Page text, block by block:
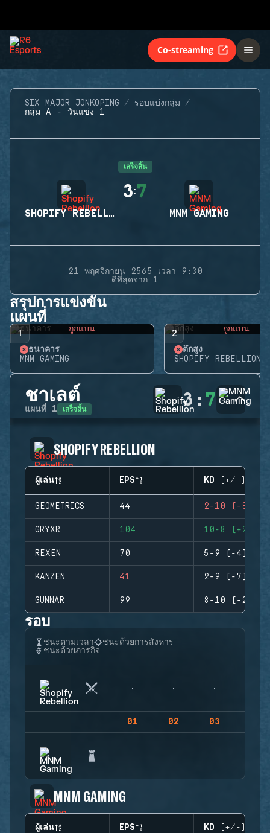
Co-streaming
SIX MAJOR JONKOPING
รอบแบ่งกลุ่ม
กลุ่ม A - วันแข่ง 1
เสร็จสิ้น
SHOPIFY REBELLION
3:7
MNM GAMING
21 พฤศจิกายน 2565 เวลา 9:30
ดีที่สุดจาก 1
สรุปการแข่งขัน
แผนที่
1 ถูกแบน
ธนาคาร
MNM GAMING
2 ถูกแบน
ตึกสูง
SHOPIFY REBELLION
ชาเลต์
แผนที่ 1 เสร็จสิ้น 3 : 7
SHOPIFY REBELLION
ผู้เล่น EPS KD (+/-)
GEOMETRICS 44 2-10 (-8)
GRYXR 104 10-8 (+2)
REXEN 70 5-9 (-4)
KANZEN 41 2-9 (-7)
GUNNAR 99 8-10 (-2)
รอบ
ชนะตามเวลา
ชนะด้วยการสังหาร
ชนะด้วยภารกิจ
01 02 03
MNM GAMING
ผู้เล่น EPS KD (+/-)